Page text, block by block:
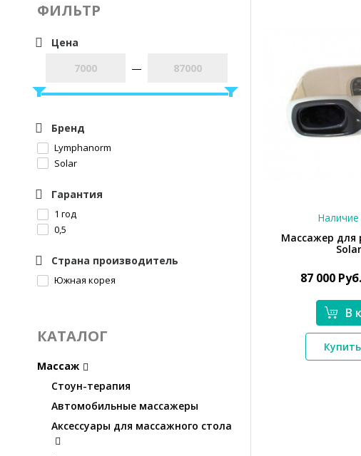
ФИЛЬТР
Цена
—
Бренд
Lymphanorm
Solar
Гарантия
1 год
0,5
Страна производитель
Южная корея
КАТАЛОГ
Массаж
Стоун-терапия
Автомобильные массажеры
Аксессуары для массажного стола
Массажер для
87 000 Руб.
В